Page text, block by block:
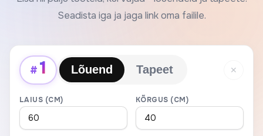
Seadista iga ja jaga link oma failile.
# 1 Lõuend Tapeet ✕
LAIUS (CM) KÕRGUS (CM)